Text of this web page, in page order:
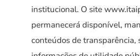
institucional. O site
permanecerá disponível,
conteúdos de transparência,